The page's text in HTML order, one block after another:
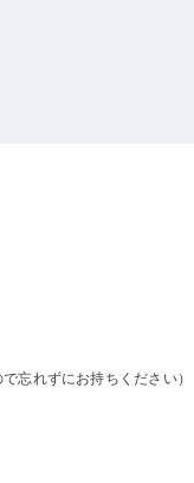
忘れずにお持ちください）